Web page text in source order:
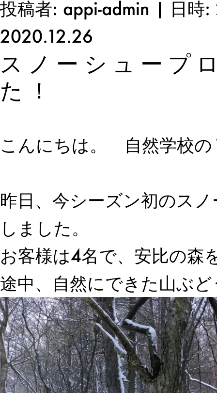
投稿者: appi-admin | 日時
2020.12.26
スノーシュープ
た！
こんにちは。 自然学校の
昨日、今シーズン初のス
しました。
お客様は4名で、安比の森
途中、自然にできた山ぶ